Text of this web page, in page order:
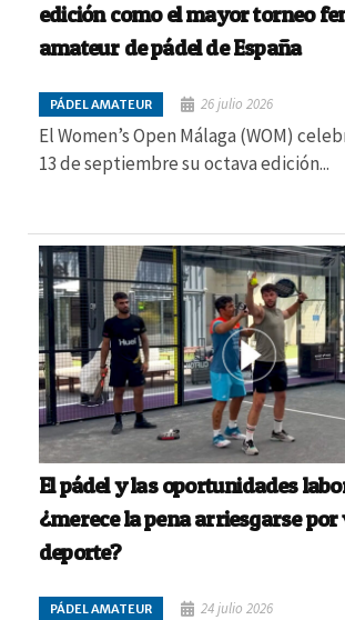
edición como el mayor torneo
amateur de pádel de España
PÁDEL AMATEUR 26 julio 2026
El Women’s Open Málaga (WOM)
13 de septiembre su octava edición...
El pádel y las oportunidades
¿merece la pena arriesgarse
deporte?
PÁDEL AMATEUR 24 julio 2026